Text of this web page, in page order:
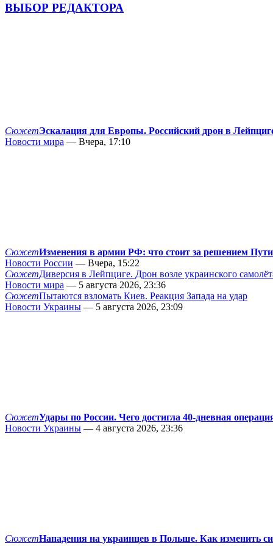
ВЫБОР РЕДАКТОРА
СюжетЭскалация для Европы. Российский дрон в
Новости мира — Вчера, 17:10
СюжетИзменения в армии РФ: что стоит за решением
Новости России — Вчера, 15:22
СюжетДиверсия в Лейпциге. Дрон возле украинского
Новости мира — 5 августа 2026, 23:36
СюжетПытаются взломать Киев. Реакция Запада на удар
Новости Украины — 5 августа 2026, 23:09
СюжетУдары по России. Чего достигла 40-дневная
Новости Украины — 4 августа 2026, 23:36
СюжетНападения на украинцев в Польше. Как изменить